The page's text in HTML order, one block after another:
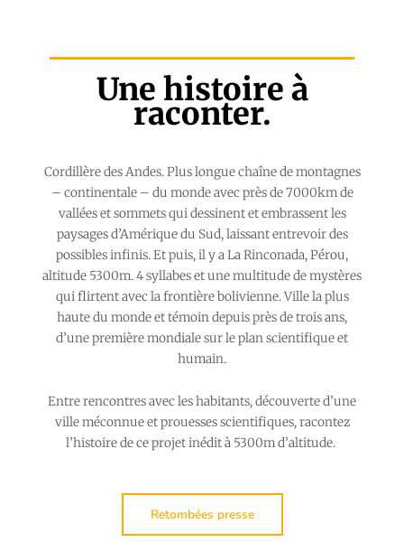
Une histoire à
raconter.
Cordillère des Andes. Plus longue chaîne de montagnes
– continentale – du monde avec près de 7000km de
vallées et sommets qui dessinent et embrassent les
paysages d’Amérique du Sud, laissant entrevoir des
possibles infinis. Et puis, il y a La Rinconada, Pérou,
altitude 5300m. 4 syllabes et une multitude de mystères
qui flirtent avec la frontière bolivienne. Ville la plus
haute du monde et témoin depuis près de trois ans,
d’une première mondiale sur le plan scientifique et
humain.
Entre rencontres avec les habitants, découverte d’une
ville méconnue et prouesses scientifiques, racontez
l’histoire de ce projet inédit à 5300m d’altitude.
Retombées presse